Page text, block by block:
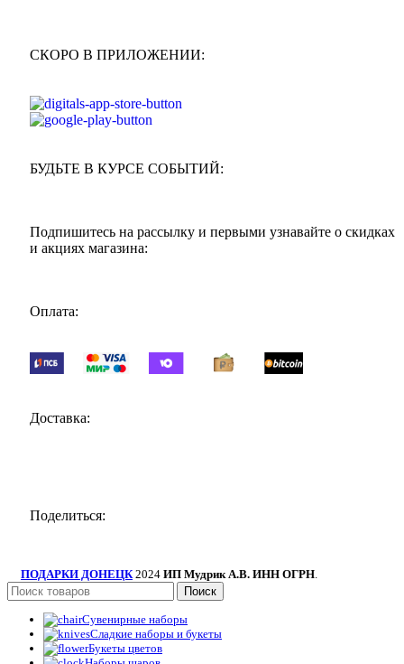
СКОРО В ПРИЛОЖЕНИИ:
БУДЬТЕ В КУРСЕ СОБЫТИЙ:
Подпишитесь на рассылку и первыми узнавайте о скидках
и акциях магазина:
Оплата:
Доставка:
Поделиться:
ПОДАРКИ ДОНЕЦК 2024 ИП Мудрик А.В. ИНН ОГРН
Поиск
Сувенирные наборы
Сладкие наборы и букеты
Букеты цветов